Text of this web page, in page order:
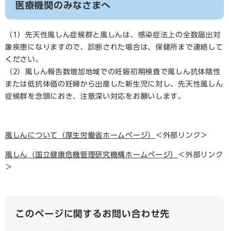
医療機関のみなさまへ
（1）先天性風しん症候群と風しんは、感染症法上の全数届出対
象疾患になりますので、診断された場合は、保健所まで連絡して
ください。
（2）風しん報告数増加地域での妊娠初期検査で風しん抗体陰性
または低抗体価の妊婦から出産した新生児に対し、先天性風しん
症候群を念頭におき、注意深い対応をお願いします。
風しんについて（厚生労働省ホームページ） ＜外部リンク＞
風しん（国立健康危機管理研究機構ホームページ）
＜外部リンク
＞
このページに関するお問い合わせ先